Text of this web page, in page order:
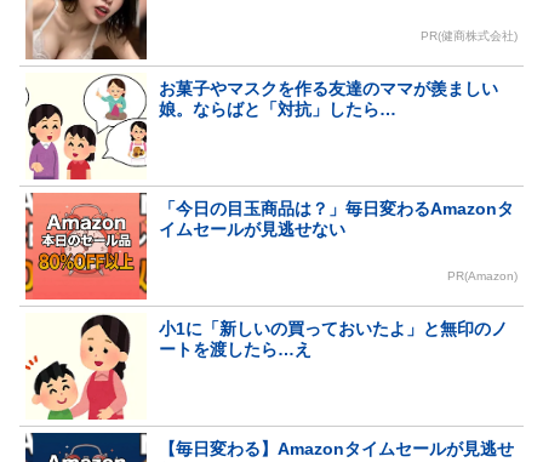
PR(健商株式会社)
お菓子やマスクを作る友達のママが羨ましい
娘。ならばと「対抗」したら…
「今日の目玉商品は？」毎日変わるAmazonタ
イムセールが見逃せない
PR(Amazon)
小1に「新しいの買っておいたよ」と無印のノ
ートを渡したら…え
【毎日変わる】Amazonタイムセールが見逃せ